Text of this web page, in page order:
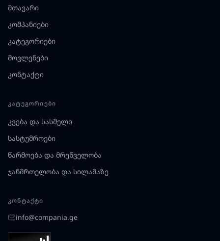
მთავარი
კომპანიები
კატეგორიები
მოვლენები
კონტაქტი
ᲙᲐᲢᲔᲒᲝᲠᲘᲔᲑᲘ
კვება და სასმელი
სასტუმროები
წარმოება და მრეწველობა
ჯანმრთელობა და სილამაზე
ᲙᲝᲜᲢᲐᲥᲢᲘ
info@compania.ge